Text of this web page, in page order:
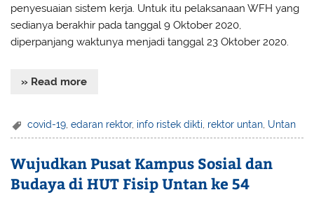
penyesuaian sistem kerja. Untuk itu pelaksanaan WFH yang
sedianya berakhir pada tanggal 9 Oktober 2020,
diperpanjang waktunya menjadi tanggal 23 Oktober 2020.
» Read more
covid-19 ,edaran rektor, info ristek dikti rektor untan Untan
Wujudkan Pusat Kampus Sosial dan
Budaya di HUT Fisip Untan ke 54